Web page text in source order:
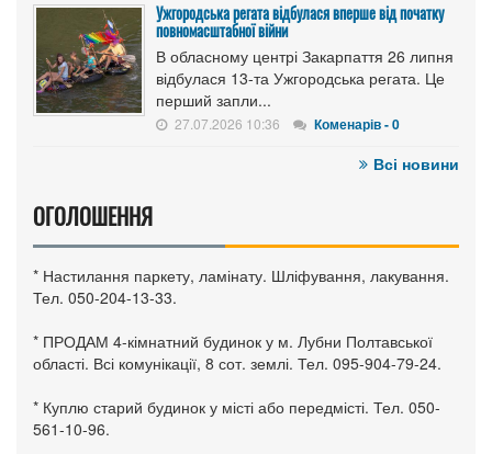
Ужгородська регата відбулася вперше від початку
повномасштабної війни
В обласному центрі Закарпаття 26 липня
відбулася 13-та Ужгородська регата. Це
перший запли...
27.07.2026 10:36 Коменарів - 0
Всі новини
ОГОЛОШЕННЯ
* Настилання паркету, ламінату. Шліфування, лакування.
Тел. 050-204-13-33.
* ПРОДАМ 4-кімнатний будинок у м. Лубни Полтавської
області. Всі комунікації, 8 сот. землі. Тел. 095-904-79-24.
* Куплю старий будинок у місті або передмісті. Тел. 050-
561-10-96.